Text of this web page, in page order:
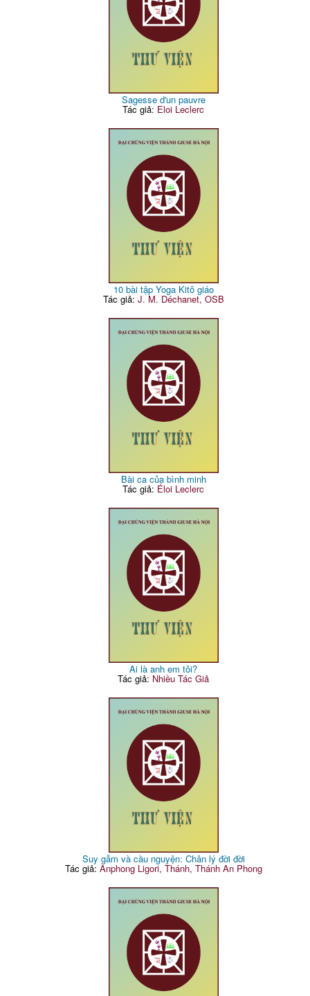
Sagesse d'un pauvre
Tác giả: Eloi Leclerc
10 bài tập Yoga Kitô giáo
Tác giả: J. M. Déchanet, OSB
Bài ca của bình minh
Tác giả: Éloi Leclerc
Ai là anh em tôi?
Tác giả: Nhiều Tác Giả
Suy gẫm và cầu nguyện: Chân lý đời đời
Tác giả: Anphong Ligori, Thánh, Thánh An Phong